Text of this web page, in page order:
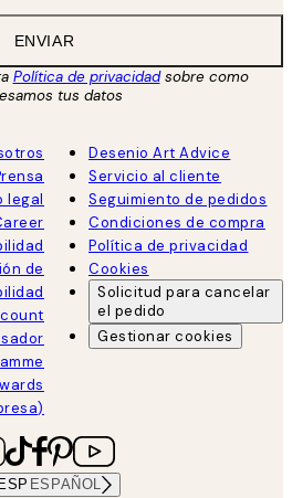
ENVIAR
Política de privacidadsobre como
tus datos
legal
de
Desenio Art Advice
Servicio al cliente
Seguimiento de pedidos
Condiciones de compra
Política de privacidad
Cookies
Solicitud para cancelar
el pedido
Gestionar cookies
ESP ESPAÑOL